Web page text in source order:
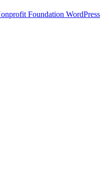
Foundation WordPress